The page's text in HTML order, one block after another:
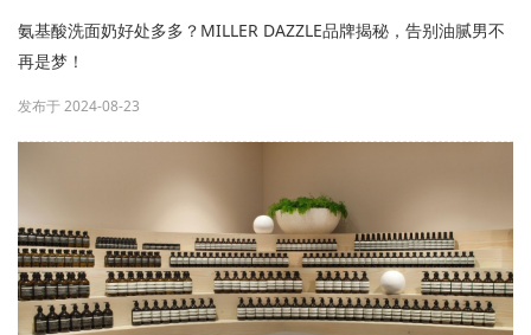
氨基酸洗面奶好处多多？MILLER DAZZLE品牌揭秘，告别油腻男不
再是梦！
发布于 2024-08-23